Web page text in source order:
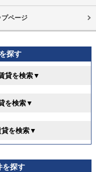
プページ
探す
貸を検索▼
を検索▼
貸を検索▼
を探す